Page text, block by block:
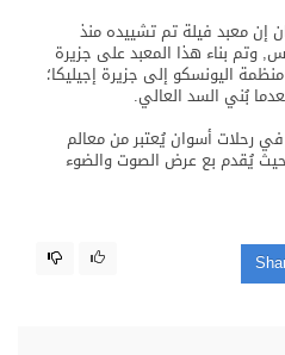
إن معبد فيلة تم تشييده منذ
وتم بناء هذا المعبد على جزيرة
اليونسكو إلى جزيرة إجيليكا؛
بُني السد العالي.
رحلات أسوان يُعتبر من معالم
يُقدم بع عرض الصوت والضوء